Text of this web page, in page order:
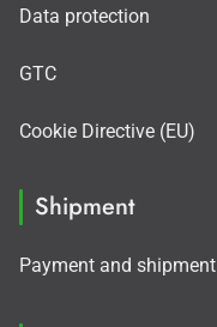
Data protection
GTC
Cookie Directive (EU)
Shipment
Payment and shipment